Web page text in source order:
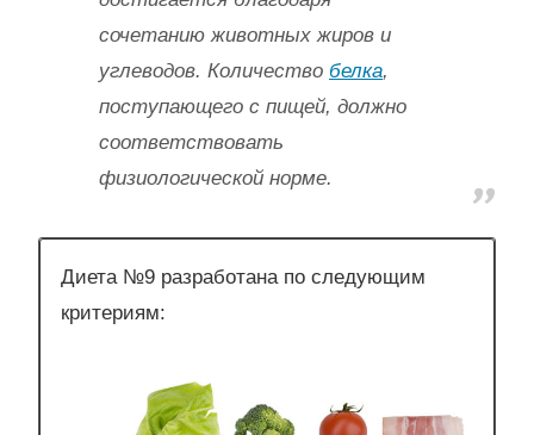
сочетанию животных жиров и
углеводов. Количество белка,
поступающего с пищей, должно
соответствовать
физиологической норме.
Диета №9 разработана по следующим
критериям: